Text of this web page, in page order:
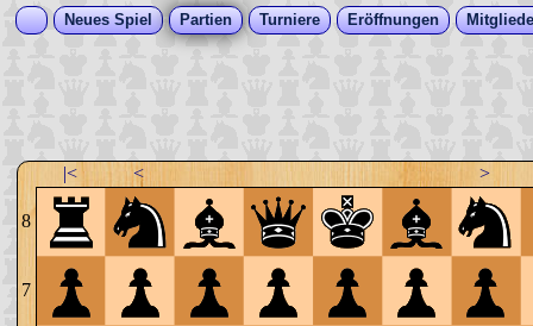
Neues Spiel Partien Turniere Eröffnungen
|< < >
8
7